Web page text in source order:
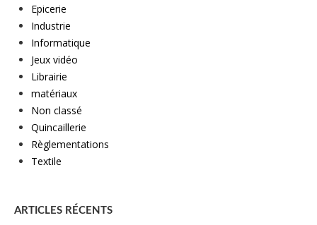
Epicerie
Industrie
Informatique
Jeux vidéo
Librairie
matériaux
Non classé
Quincaillerie
Règlementations
Textile
ARTICLES RÉCENTS